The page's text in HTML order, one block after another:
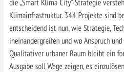
Klimainfrastruktur. 344 Projekte sind
entscheidend ist nun, wie Strategie,
ineinandergreifen und wo Anspruch
Qualitativer urbaner Raum bleibt ein
Ausgabe soll Wege zeigen, es